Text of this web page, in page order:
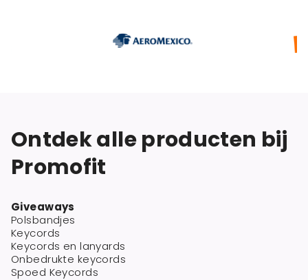
Ontdek alle producten bij
Promofit
Giveaways
Polsbandjes
Keycords
Keycords en lanyards
Onbedrukte keycords
Spoed Keycords